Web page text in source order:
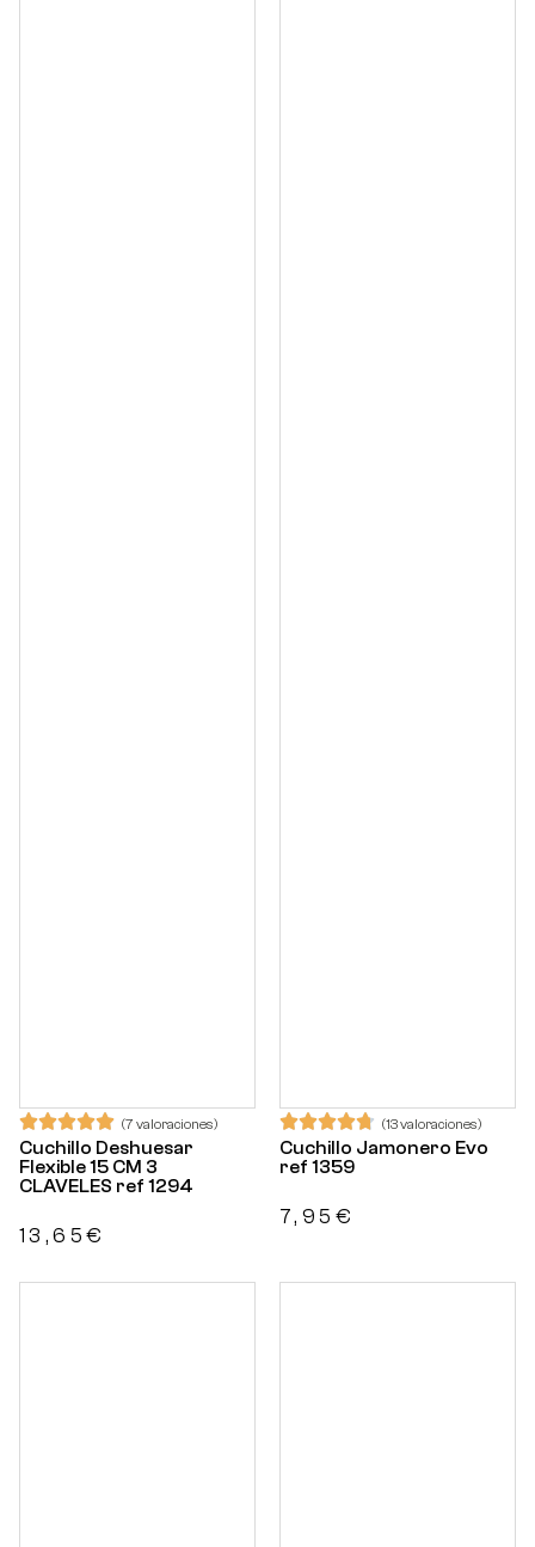
(7 valoraciones)
Cuchillo Deshuesar
Flexible 15 CM 3
CLAVELES ref 1294
13,65 €
(13 valoraciones)
Cuchillo Jamonero Evo
ref 1359
7,95 €